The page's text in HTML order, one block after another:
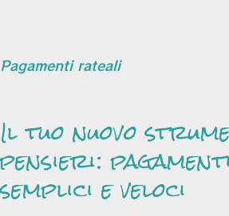
Pagamenti rateali
Il tuo nuovo
pensieri:
semplici e veloci